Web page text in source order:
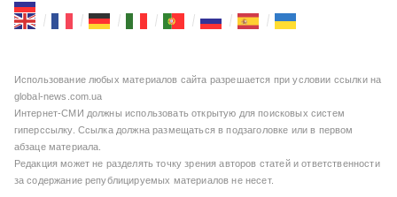
Использование любых материалов сайта разрешается при условии ссылки на
global-news.com.ua
Интернет-СМИ должны использовать открытую для поисковых систем
гиперссылку. Ссылка должна размещаться в подзаголовке или в первом
абзаце материала.
Редакция может не разделять точку зрения авторов статей и ответственности
за содержание републицируемых материалов не несет.